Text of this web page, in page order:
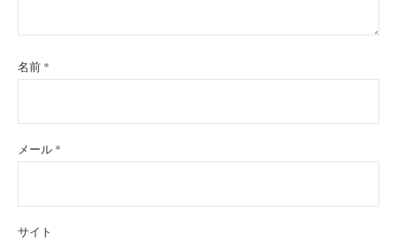
名前 *
メール *
サイト